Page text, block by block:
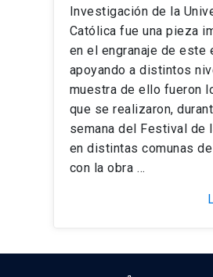
Investigación de la
Católica fue una pieza
en el engranaje de este
apoyando a distintos
muestra de ello fueron
que se realizaron,
semana del Festival de
en distintas comunas
con la obra …